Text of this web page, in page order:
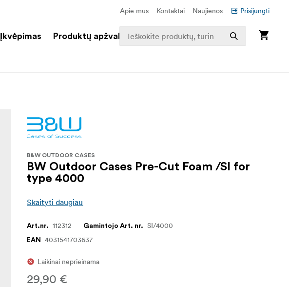
Apie mus Kontaktai Naujienos Prisijungti
Įkvėpimas Produktų apžvalga
B&W OUTDOOR CASES
BW Outdoor Cases Pre-Cut Foam /SI for
type 4000
Skaityti daugiau
Art.nr. 112312 Gamintojo Art. nr. SI/4000
EAN 4031541703637
Laikinai neprieinama
29,90 €